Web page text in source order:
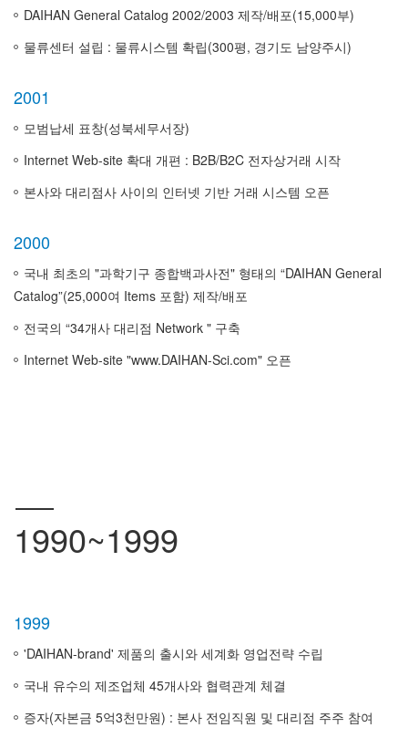
DAIHAN General Catalog 2002/2003 제작/배포(15,000부)
물류센터 설립 : 물류시스템 확립(300평, 경기도 남양주시)
2001
모범납세 표창(성북세무서장)
Internet Web-site 확대 개편 : B2B/B2C 전자상거래 시작
본사와 대리점사 사이의 인터넷 기반 거래 시스템 오픈
2000
국내 최초의 "과학기구 종합백과사전" 형태의 “DAIHAN General
Catalog”(25,000여 Items 포함) 제작/배포
전국의 “34개사 대리점 Network " 구축
Internet Web-site "www.DAIHAN-Sci.com" 오픈
1990~1999
1999
'DAIHAN-brand' 제품의 출시와 세계화 영업전략 수립
국내 유수의 제조업체 45개사와 협력관계 체결
증자(자본금 5억3천만원) : 본사 전임직원 및 대리점 주주 참여